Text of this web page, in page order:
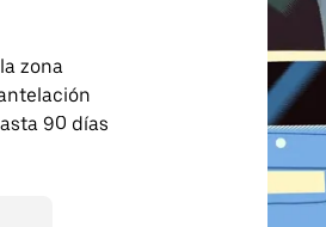
zona
90 días